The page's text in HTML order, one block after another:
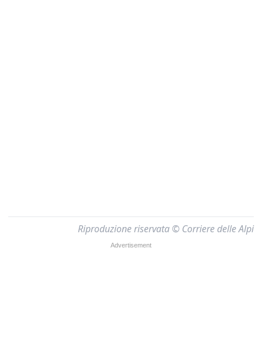
Riproduzione riservata © Corriere delle Alpi